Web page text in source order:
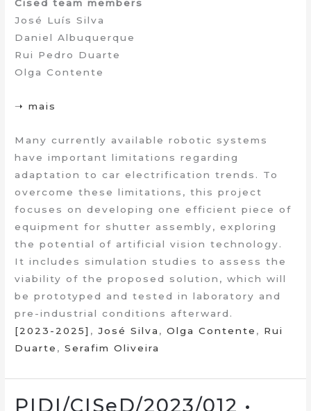
Cised team members
José Luís Silva
Daniel Albuquerque
Rui Pedro Duarte
Olga Contente
➝ mais
Many currently available robotic systems
have important limitations regarding
adaptation to car electrification trends. To
overcome these limitations, this project
focuses on developing one efficient piece of
equipment for shutter assembly, exploring
the potential of artificial vision technology.
It includes simulation studies to assess the
viability of the proposed solution, which will
be prototyped and tested in laboratory and
pre-industrial conditions afterward.
[2023-2025] ,José Silva ,Olga Contente , Rui
Duarte ,Serafim Oliveira
PIDI/CISeD/2023/012 •